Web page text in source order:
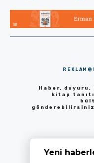
Haber,
kitap
Yeni